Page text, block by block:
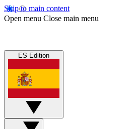
Skip to main content
Open menu Close main menu
ES Edition